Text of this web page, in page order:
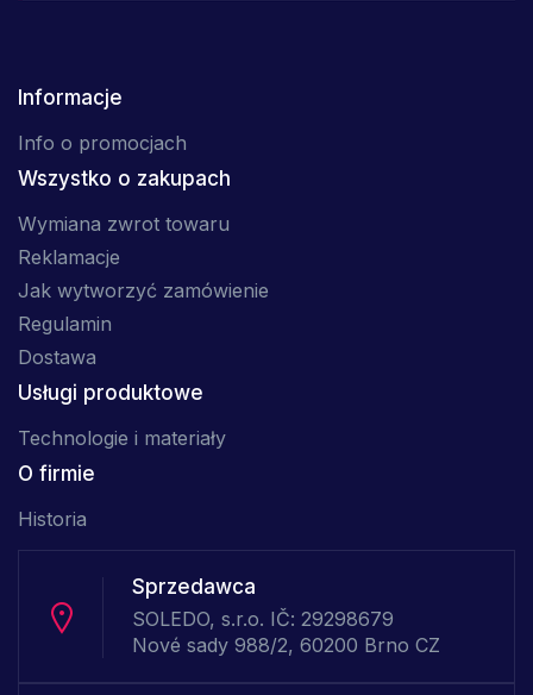
Informacje
Info o promocjach
Wszystko o zakupach
Wymiana zwrot towaru
Reklamacje
Jak wytworzyć zamówienie
Regulamin
Dostawa
Usługi produktowe
Technologie i materiały
O firmie
Historia
Sprzedawca
SOLEDO, s.r.o. IČ: 29298679
Nové sady 988/2, 60200 Brno CZ